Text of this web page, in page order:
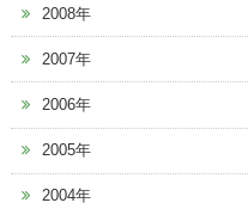
2008年
2007年
2006年
2005年
2004年